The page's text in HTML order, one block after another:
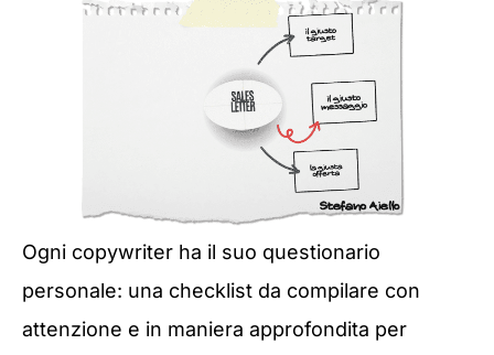
Ogni copywriter ha il suo questionario
personale: una checklist da compilare con
attenzione e in maniera approfondita per